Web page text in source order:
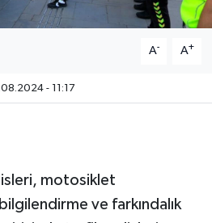
A- A+
- 11:17
motosiklet
ve farkındalık